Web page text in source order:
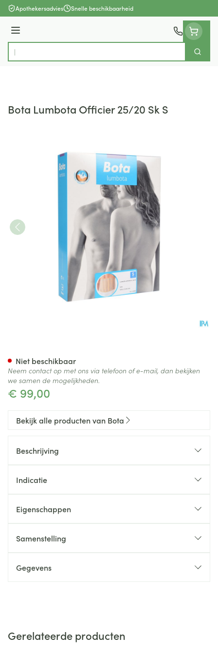
Ga naar de inhoud
Apothekersadvies Snelle beschikbaarheid
Menu
Product, merk, categorie...
Zoek
Bota Lumbota Officier 25/20 Sk S
€ 99,00
Niet beschikbaar
Neem contact op met ons via telefoon of e-mail, dan bekijken
we samen de mogelijkheden.
Bekijk alle producten van Bota
Beschrijving
Indicatie
Eigenschappen
Samenstelling
Gegevens
Gerelateerde producten